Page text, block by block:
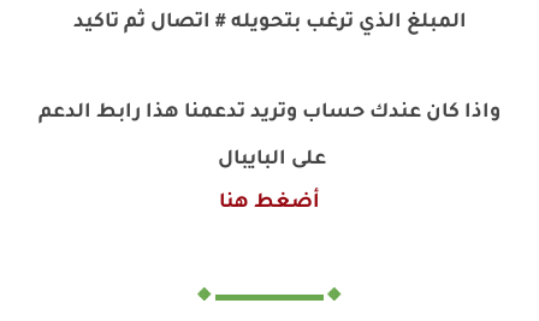
المبلغ الذي ترغب بتحويله # اتصال ثم تاكيد
واذا كان عندك حساب وتريد تدعمنا هذا رابط الدعم
على البايبال
أضغط هنا
🔸▬▬▬▬▬🔸